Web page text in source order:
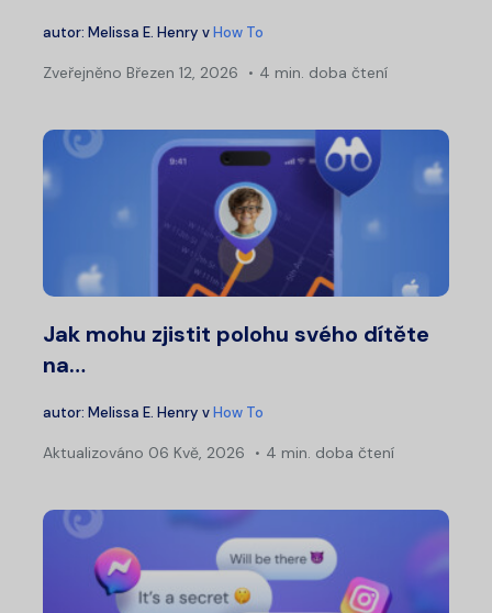
autor: Melissa E. Henry vHow To
Zveřejněno Březen 12, 2026 4 min. doba čtení
Jak mohu zjistit polohu svého dítěte
na…
autor: Melissa E. Henry vHow To
Aktualizováno 06 Kvě, 2026 4 min. doba čtení